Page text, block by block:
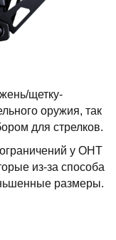
щетку-
оружия, так
для стрелков.
у OHT
из-за способа
размеры.